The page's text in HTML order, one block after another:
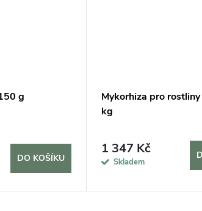
g
DO KOŠÍKU
Mykorhiza pro
kg
1 347 Kč
Skladem